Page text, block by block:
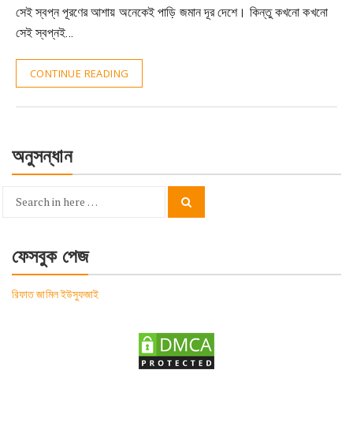
সেই স্বপ্ন পূরণের আশায় অনেকেই পাড়ি জমান দূর দেশে। কিন্তু কখনো কখনো
সেই স্বপ্নই…
CONTINUE READING
অনুসন্ধান
Search
ফেসবুক পেজ
রিফাত জামিল ইউসুফজাই